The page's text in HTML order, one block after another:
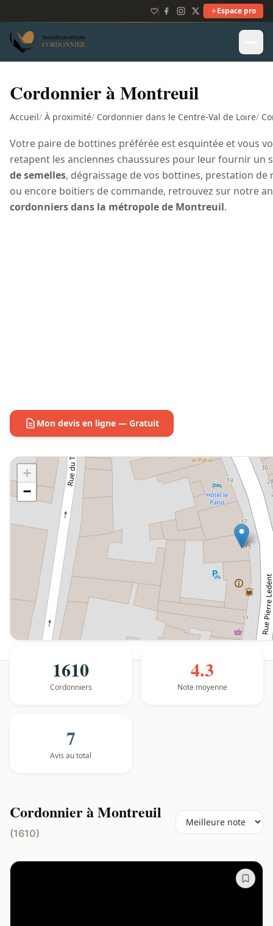
Espace pro
Cordonnier à Montreuil
Accueil/ À proximité/ Cordonnier dans le Centre-Val de Loire/
Votre paire de bottines préférée est esquintée et vous
retapent les anciennes chaussures pour leur fournir un
de semelles, dégraissage de vos bottines, prestation
ou encore boitiers de commande, retrouvez sur notre
cordonniers dans la métropole de Montreuil.
Mon devis en ligne — Gratuit
+
−
1610
Cordonniers
4.3
Note moyenne
7
Avis au total
Cordonnier à Montreuil
(1610)